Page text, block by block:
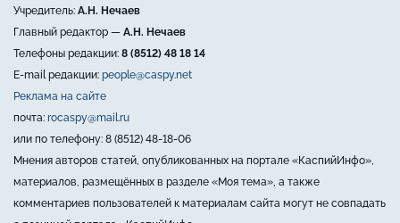
Учредитель: А.Н. Нечаев
Главный редактор — А.Н. Нечаев
Телефоны редакции: 8 (8512) 48 18 14
E-mail редакции: people@caspy.net
Реклама на сайте
почта: rocaspy@mail.ru
или по телефону: 8 (8512) 48-18-06
Мнения авторов статей, опубликованных на портале «КаспийИнфо»,
материалов, размещённых в разделе «Моя тема», а также
комментариев пользователей к материалам сайта могут не совпадать